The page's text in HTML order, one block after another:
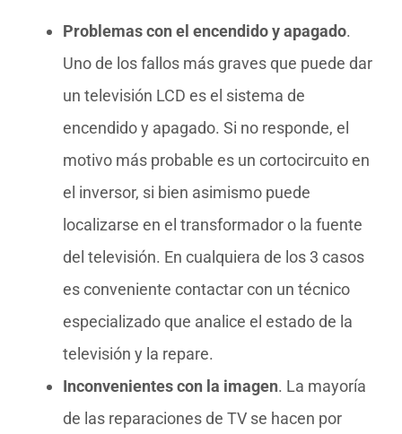
Problemas con el encendido y apagado.
Uno de los fallos más graves que puede dar
un televisión LCD es el sistema de
encendido y apagado. Si no responde, el
motivo más probable es un cortocircuito en
el inversor, si bien asimismo puede
localizarse en el transformador o la fuente
del televisión. En cualquiera de los 3 casos
es conveniente contactar con un técnico
especializado que analice el estado de la
televisión y la repare.
Inconvenientes con la imagen. La mayoría
de las reparaciones de TV se hacen por